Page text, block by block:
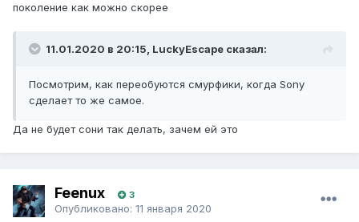
поколение как можно скорее
11.01.2020 в 20:15, LuckyEscape сказал:
Посмотрим, как переобуются смурфики, когда Sony
сделает то же самое.
Да не будет сони так делать, зачем ей это
Feenux 3
Опубликовано: 11 января 2020